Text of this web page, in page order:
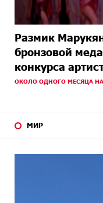
Размик
бронзовой
конкурса
ОКОЛО ОДНОГО МЕСЯЦА
МИР